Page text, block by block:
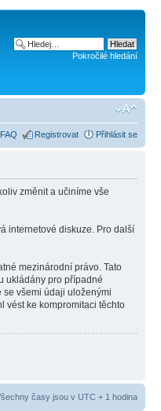
Pokročilé hledání
FAQ Registrovat Přihlásit se
změnit a učiníme vše
internetové diskuze. Pro další
mezinárodní právo. Tato
ukládány pro případné
se všemi údaji uloženými
vést ke kompromitaci těchto
časy jsou v UTC + 1 hodina